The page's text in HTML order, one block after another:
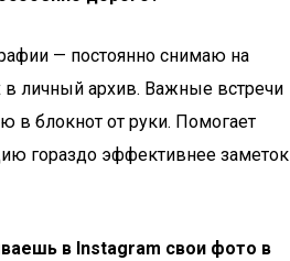
— постоянно снимаю на
личный архив. Важные встречи
в блокнот от руки. Помогает
гораздо эффективнее заметок
в Instagram свои фото в